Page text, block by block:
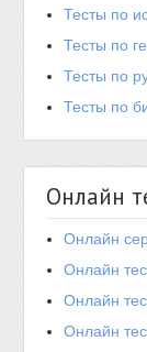
Тесты по
Тесты по
Тесты по
Тесты по
Онлайн
Онлайн
Онлайн
Онлайн
Онлайн